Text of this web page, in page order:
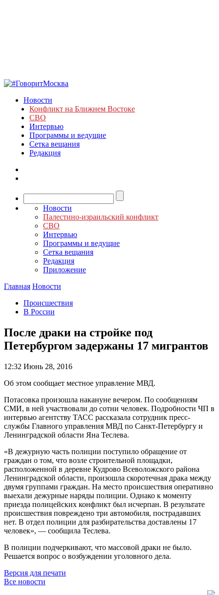
Новости
Конфликт на Ближнем Востоке
СВО
Интервью
Программы и ведущие
Сетка вещания
Редакция
Новости
Палестино-израильский конфликт
СВО
Интервью
Программы и ведущие
Сетка вещания
Редакция
Приложение
Главная Новости
Происшествия
В России
После драки на стройке под
Петербургом задержаны 17 мигрантов
12:32 Июнь 28, 2016
Об этом сообщает местное управление МВД.
Потасовка произошла накануне вечером. По сообщениям
СМИ, в ней участвовали до сотни человек. Подробности ЧП в
интервью агентству ТАСС рассказала сотрудник пресс-
службы Главного управления МВД по Санкт-Петербургу и
Ленинградской области Яна Теслева.
«В дежурную часть полиции поступило обращение от
граждан о том, что возле строительной площадки,
расположенной в деревне Кудрово Всеволожского района
Ленинградской области, произошла скоротечная драка между
двумя группами граждан. На место происшествия оперативно
выехали дежурные наряды полиции. Однако к моменту
приезда полицейских конфликт был исчерпан. В результате
происшествия повреждено три автомобиля, пострадавших
нет. В отдел полиции для разбирательства доставлены 17
человек», — сообщила Теслева.
В полиции подчеркивают, что массовой драки не было.
Решается вопрос о возбуждении уголовного дела.
Версия для печати
Все новости